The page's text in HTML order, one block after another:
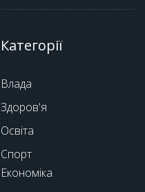
Категорії
Влада
Здоров'я
Освіта
Спорт
Економіка